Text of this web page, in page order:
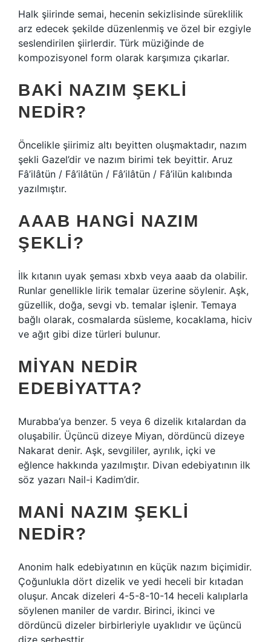
Halk şiirinde semai, hecenin sekizlisinde süreklilik
arz edecek şekilde düzenlenmiş ve özel bir ezgiyle
seslendirilen şiirlerdir. Türk müziğinde de
kompozisyonel form olarak karşımıza çıkarlar.
BAKI NAZIM ŞEKLI
NEDIR?
Öncelikle şiirimiz altı beyitten oluşmaktadır, nazım
şekli Gazel’dir ve nazım birimi tek beyittir. Aruz
Fâ’ilâtün / Fâ’ilâtün / Fâ’ilâtün / Fâ’ilün kalıbında
yazılmıştır.
AAAB HANGI NAZIM
ŞEKLI?
İlk kıtanın uyak şeması xbxb veya aaab da olabilir.
Runlar genellikle lirik temalar üzerine söylenir. Aşk,
güzellik, doğa, sevgi vb. temalar işlenir. Temaya
bağlı olarak, cosmalarda süsleme, kocaklama, hiciv
ve ağıt gibi dize türleri bulunur.
MIYAN NEDIR
EDEBIYATTA?
Murabba’ya benzer. 5 veya 6 dizelik kıtalardan da
oluşabilir. Üçüncü dizeye Miyan, dördüncü dizeye
Nakarat denir. Aşk, sevgililer, ayrılık, içki ve
eğlence hakkında yazılmıştır. Divan edebiyatının ilk
söz yazarı Nail-i Kadim’dir.
MANI NAZIM ŞEKLI
NEDIR?
Anonim halk edebiyatının en küçük nazım biçimidir.
Çoğunlukla dört dizelik ve yedi heceli bir kıtadan
oluşur. Ancak dizeleri 4-5-8-10-14 heceli kalıplarla
söylenen maniler de vardır. Birinci, ikinci ve
dördüncü dizeler birbirleriyle uyaklıdır ve üçüncü
dize serbesttir.